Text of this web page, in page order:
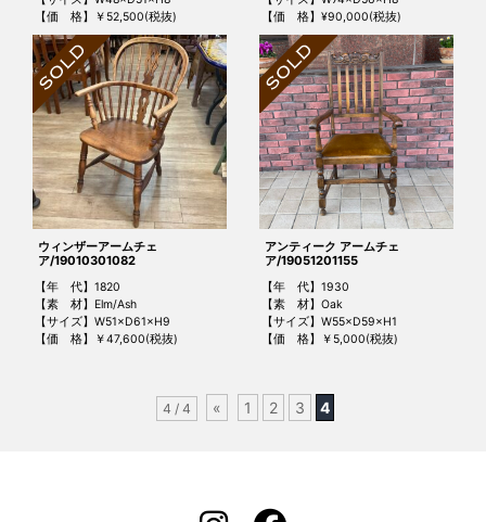
【価 格】￥52,500(税抜)
【価 格】¥90,000(税抜)
ウィンザーアームチェ
ア/19010301082
【年 代】1820
【素 材】Elm/Ash
【サイズ】W51×D61×H9
【価 格】￥47,600(税抜)
アンティーク アームチェ
ア/19051201155
【年 代】1930
【素 材】Oak
【サイズ】W55×D59×H1
【価 格】￥5,000(税抜)
4 / 4 « 1 2 3 4